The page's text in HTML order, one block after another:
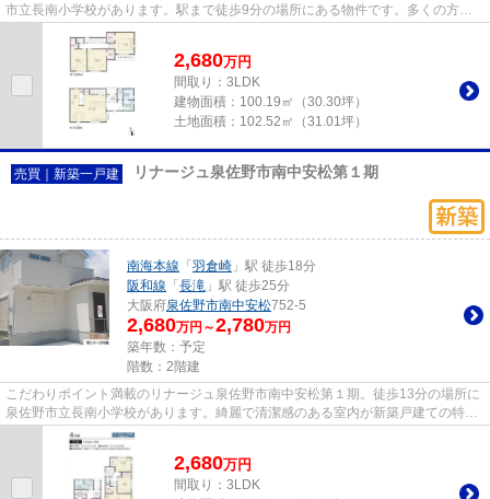
市立長南小学校があります。駅まで徒歩9分の場所にある物件です。多くの方か
らこだわり条件でいただく新築...
2,680万円
間取り：3LDK
建物面積： 100.19㎡（30.30坪）
土地面積： 102.52㎡（31.01坪）
売買｜新築一戸建 リナージュ泉佐野市南中安松第１期
南海本線 「 羽倉崎 」駅 徒歩18分
阪和線 「 長滝 」駅 徒歩25分
大阪府泉佐野市南中安松752-5
2,680万円～2,780万円
築年数：予定
階数：2階建
こだわりポイント満載のリナージュ泉佐野市南中安松第１期。徒歩13分の場所に
泉佐野市立長南小学校があります。綺麗で清潔感のある室内が新築戸建ての特徴
です。冬でも暖かな空間を実...
2,680万円
間取り：3LDK